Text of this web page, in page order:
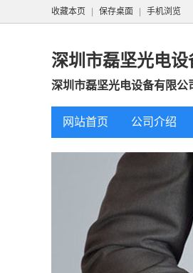
收藏本页 保存桌面 手机浏览
深圳市磊坚光电设
深圳市磊坚光电设备有限
网站首页 公司介绍